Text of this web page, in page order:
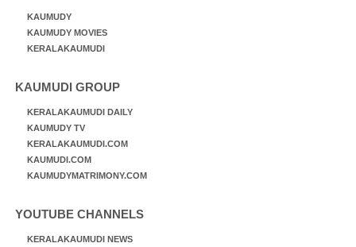
KAUMUDY
KAUMUDY MOVIES
KERALAKAUMUDI
KAUMUDI GROUP
KERALAKAUMUDI DAILY
KAUMUDY TV
KERALAKAUMUDI.COM
KAUMUDI.COM
KAUMUDYMATRIMONY.COM
YOUTUBE CHANNELS
KERALAKAUMUDI NEWS